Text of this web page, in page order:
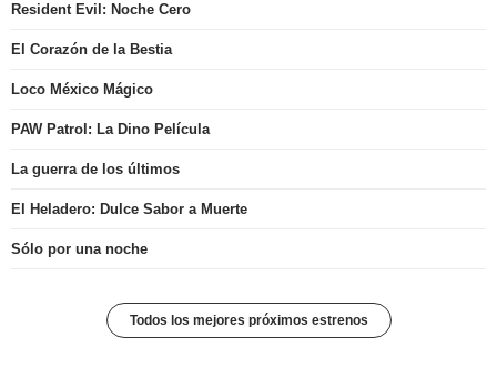
Resident Evil: Noche Cero
El Corazón de la Bestia
Loco México Mágico
PAW Patrol: La Dino Película
La guerra de los últimos
El Heladero: Dulce Sabor a Muerte
Sólo por una noche
Todos los mejores próximos estrenos